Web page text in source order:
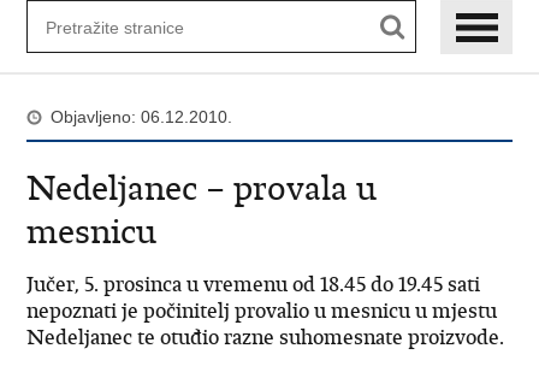
Objavljeno: 06.12.2010.
Nedeljanec – provala u
mesnicu
Jučer, 5. prosinca u vremenu od 18.45 do 19.45 sati
nepoznati je počinitelj provalio u mesnicu u mjestu
Nedeljanec te otuđio razne suhomesnate proizvode.